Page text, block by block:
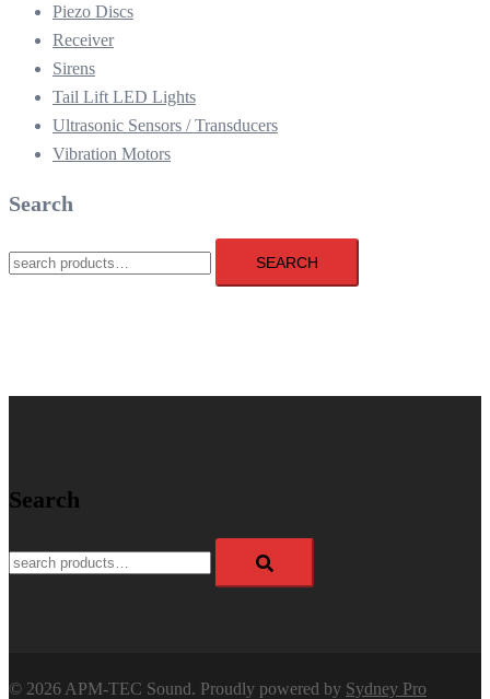
Piezo Discs
Receiver
Sirens
Tail Lift LED Lights
Ultrasonic Sensors / Transducers
Vibration Motors
Search
Search
for:
SEARCH
Search
Search
for:
© 2026 APM-TEC Sound. Proudly powered by Sydney Pro